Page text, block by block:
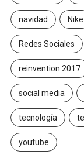
navidad Nike
Redes Sociales
reinvention 2017
social media
tecnología
youtube